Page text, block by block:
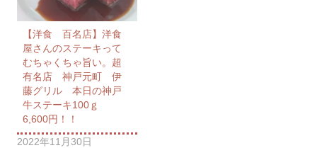
【洋食 百名店】洋食
屋さんのステーキって
むちゃくちゃ旨い。超
有名店 神戸元町 伊
藤グリル 本日の神戸
牛ステーキ100ｇ
6,600円！！
2022年11月30日